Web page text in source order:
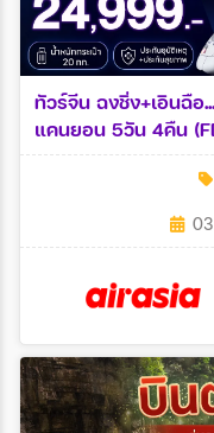
ทัวร์จีน ฉงชิ่ง+เอินฉือ
แคนยอน 5วัน 4คืน